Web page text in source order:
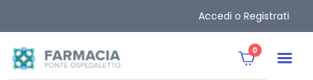
Accedi o Registrati
0